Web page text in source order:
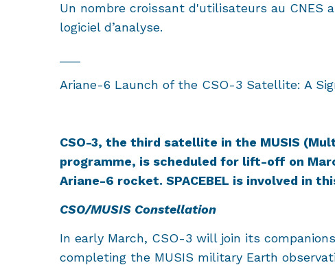
Un nombre croissant d'utilisateurs au CNES
logiciel d’analyse.
Ariane-6 Launch of the CSO-3 Satellite: A
CSO-3, the third satellite in the MUSIS
programme, is scheduled for lift-off on
Ariane-6 rocket. SPACEBEL is involved in
CSO/MUSIS Constellation
In early March, CSO-3 will join its
completing the MUSIS military Earth